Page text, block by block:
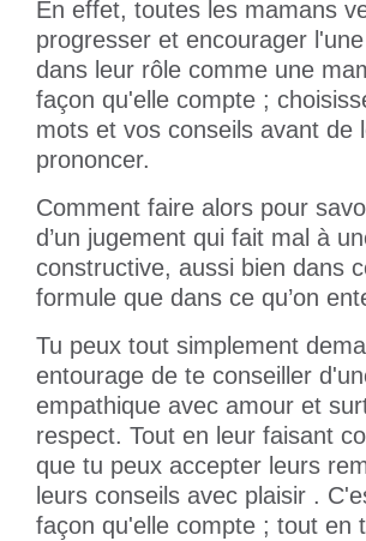
En effet, toutes les mamans
progresser et encourager
dans leur rôle comme une
façon qu'elle compte ;
mots et vos conseils avant de
prononcer.
Comment faire alors pour
d’un jugement qui fait mal à
constructive, aussi bien dans
formule que dans ce qu’on
Tu peux tout simplement
entourage de te conseiller
empathique avec amour et
respect. Tout en leur faisant
que tu peux accepter leurs
leurs conseils avec plaisir .
façon qu'elle compte ; tout en